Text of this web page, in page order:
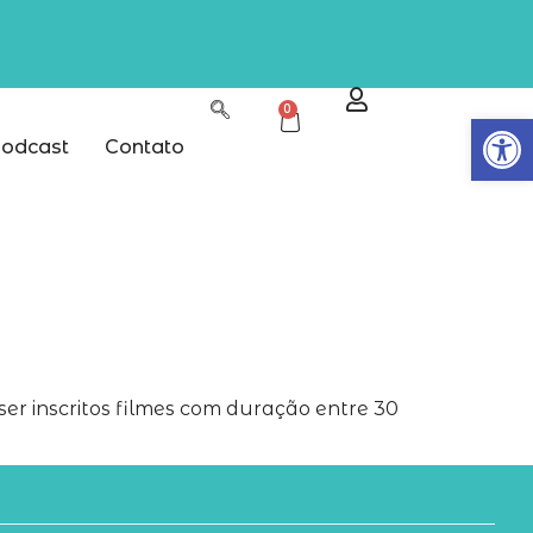
Abrir
Contato
0
inscritos filmes com duração entre 30